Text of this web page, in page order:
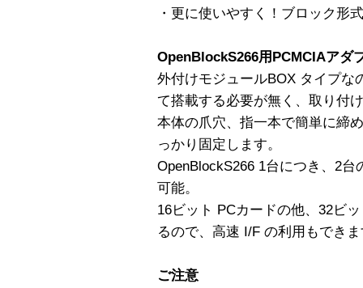
・更に使いやすく！ブロック形
OpenBlockS266用PCMCIAアダ
外付けモジュールBOX タイプな
て搭載する必要が無く、取り付
本体の爪穴、指一本で簡単に締
っかり固定します。
OpenBlockS266 1台につき、2
可能。
16ビット PCカードの他、32ビ
るので、高速 I/F の利用もでき
ご注意